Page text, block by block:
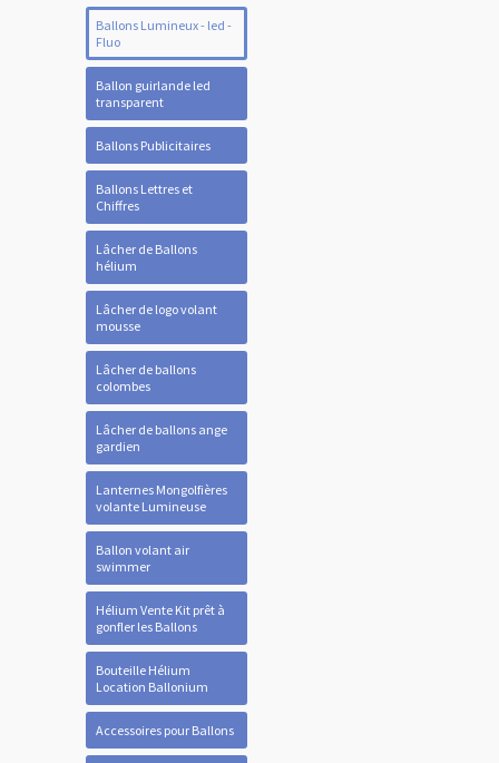
Ballons Lumineux - led -
Fluo
Ballon guirlande led
transparent
Ballons Publicitaires
Ballons Lettres et
Chiffres
Lâcher de Ballons
hélium
Lâcher de logo volant
mousse
Lâcher de ballons
colombes
Lâcher de ballons ange
gardien
Lanternes Mongolfières
volante Lumineuse
Ballon volant air
swimmer
Hélium Vente Kit prêt à
gonfler les Ballons
Bouteille Hélium
Location Ballonium
Accessoires pour Ballons